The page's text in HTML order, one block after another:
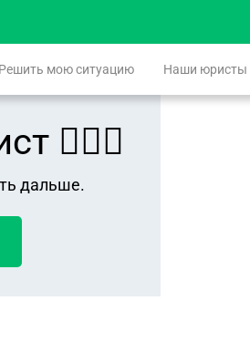
Решить мою ситуацию Наши юристы
👨🏻‍⚖️
дальше.